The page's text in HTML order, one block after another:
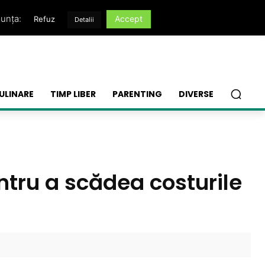
TIMP LIBER PARENTING DIVERSE
a scădea costurile
Refuz Detalii Accept